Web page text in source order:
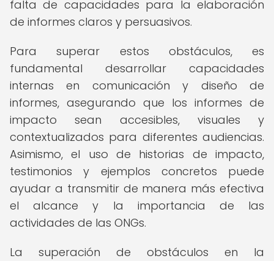
falta de capacidades para la elaboración
de informes claros y persuasivos.
Para superar estos obstáculos, es
fundamental desarrollar capacidades
internas en comunicación y diseño de
informes, asegurando que los informes de
impacto sean accesibles, visuales y
contextualizados para diferentes audiencias.
Asimismo, el uso de historias de impacto,
testimonios y ejemplos concretos puede
ayudar a transmitir de manera más efectiva
el alcance y la importancia de las
actividades de las ONGs.
La superación de obstáculos en la